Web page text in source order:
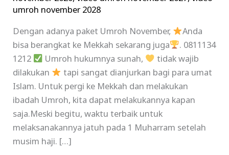
umroh november 2028
Dengan adanya paket Umroh November,
Anda
bisa berangkat ke Mekkah sekarang juga
. 0811134
1212
Umroh hukumnya sunah,
tidak wajib
dilakukan
tapi sangat dianjurkan bagi para umat
Islam. Untuk pergi ke Mekkah dan melakukan
ibadah Umroh, kita dapat melakukannya kapan
saja.Meski begitu, waktu terbaik untuk
melaksanakannya jatuh pada 1 Muharram setelah
musim haji. […]